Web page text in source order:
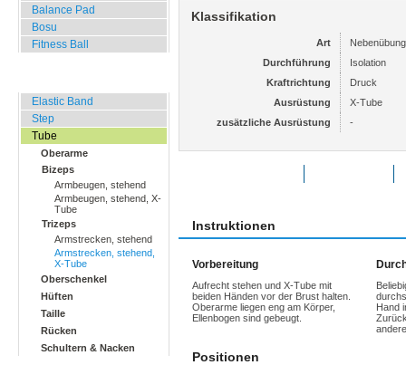
Balance Pad
Bosu
Fitness Ball
Elastic Band
Step
Tube
Oberarme
Bizeps
Armbeugen, stehend
Armbeugen, stehend, X-
Tube
Trizeps
Armstrecken, stehend
Armstrecken, stehend,
X-Tube
Oberschenkel
Hüften
Taille
Rücken
Schultern & Nacken
Klassifikation
Art
Nebenübung
Durchführung
Isolation
Kraftrichtung
Druck
Ausrüstung
X-Tube
zusätzliche Ausrüstung
-
Instruktionen
Vorbereitung
Aufrecht stehen und X-Tube mit
beiden Händen vor der Brust halten.
Oberarme liegen eng am Körper,
Ellenbogen sind gebeugt.
Hand
Positionen